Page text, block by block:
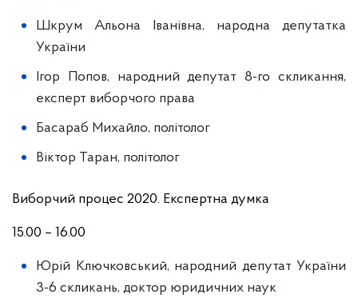
Шкрум Альона Іванівна, народна депутатка
України
Ігор Попов, народний депутат 8-го скликання,
експерт виборчого права
Басараб Михайло, політолог
Віктор Таран, політолог
Виборчий процес 2020. Експертна думка
15.00 – 16.00
Юрій Ключковський, народний депутат України
3-6 скликань, доктор юридичних наук